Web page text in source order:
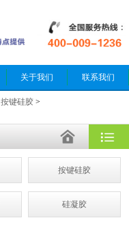
关于我们 联系我们
按键硅胶 >
按键硅胶
硅凝胶